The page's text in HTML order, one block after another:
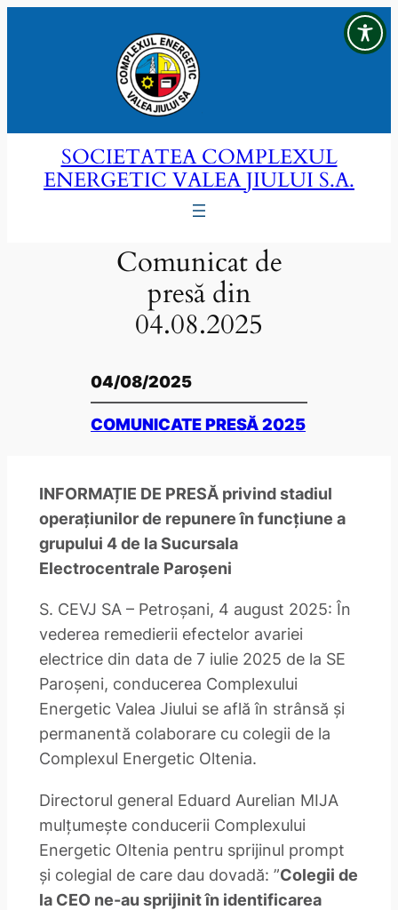
SOCIETATEA COMPLEXUL
ENERGETIC VALEA JIULUI S.A.
Comunicat de
presă din
04.08.2025
04/08/2025
COMUNICATE PRESĂ 2025
INFORMAȚIE DE PRESĂ privind stadiul
operațiunilor de repunere în funcțiune a
grupului 4 de la Sucursala
Electrocentrale Paroșeni
S. CEVJ SA – Petroșani, 4 august 2025: În
vederea remedierii efectelor avariei
electrice din data de 7 iulie 2025 de la SE
Paroșeni, conducerea Complexului
Energetic Valea Jiului se află în strânsă și
permanentă colaborare cu colegii de la
Complexul Energetic Oltenia.
Directorul general Eduard Aurelian MIJA
mulțumește conducerii Complexului
Energetic Oltenia pentru sprijinul prompt
și colegial de care dau dovadă: ”Colegii de
la CEO ne-au sprijinit în identificarea